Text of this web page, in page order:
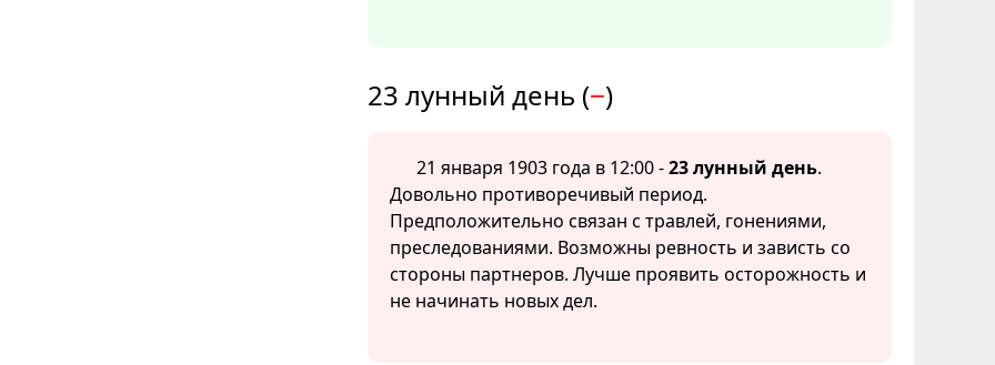
23 лунный день (−)
21 января 1903 года в 12:00 -23 лунный день.
Довольно противоречивый период.
Предположительно связан с травлей, гонениями,
преследованиями. Возможны ревность и зависть со
стороны партнеров. Лучше проявить осторожность и
не начинать новых дел.